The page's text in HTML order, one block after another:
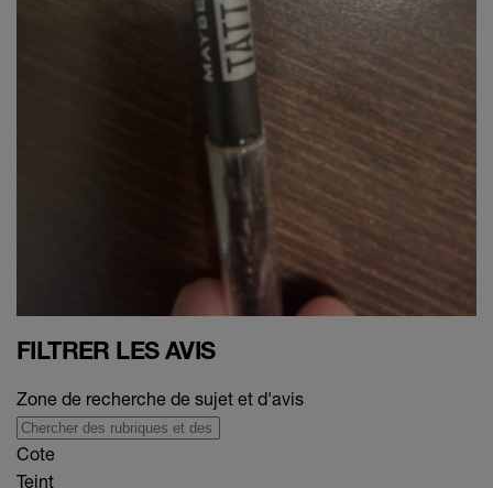
FILTRER LES AVIS
Zone de recherche de sujet et d'avis
Cote
Teint